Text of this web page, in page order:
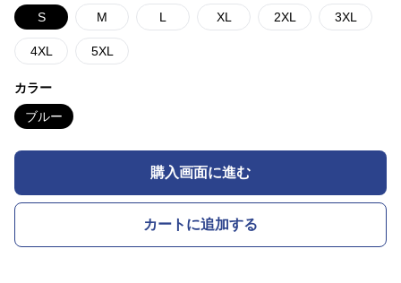
S M L XL 2XL 3XL
4XL 5XL
カラー
ブルー
購入画面に進む
カートに追加する